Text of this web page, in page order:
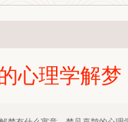
心理学解梦